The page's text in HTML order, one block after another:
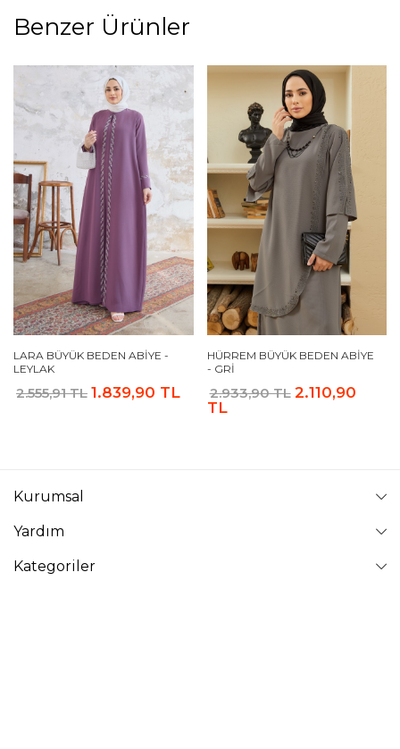
Benzer Ürünler
LARA BÜYÜK BEDEN ABIYE -
LEYLAK
2.555,91 TL 1.839,90 TL
HÜRREM BÜYÜK BEDEN ABIYE
- GRI
2.933,90 TL 2.110,90
TL
Kurumsal
Yardım
Kategoriler